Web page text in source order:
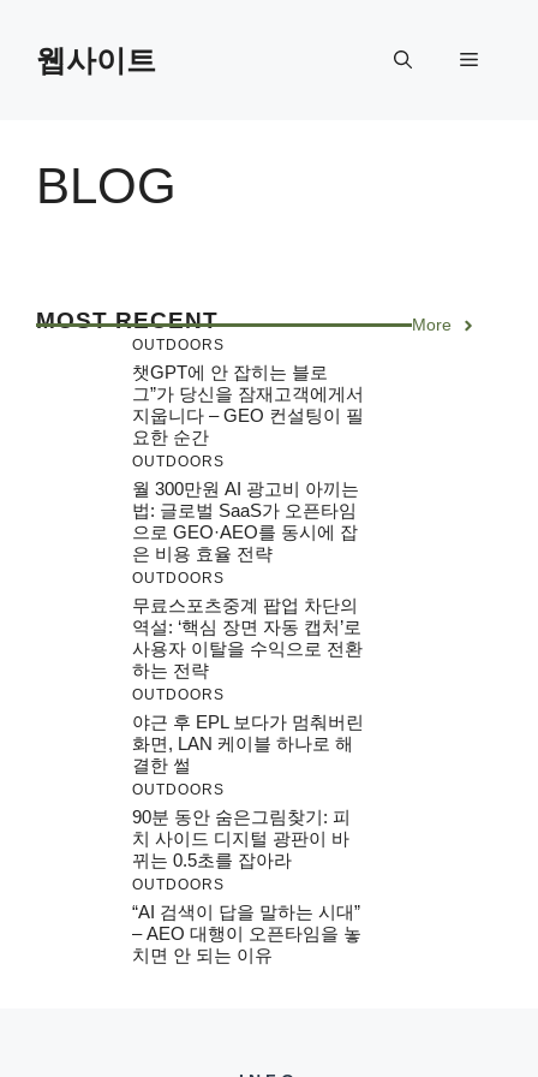
content웹사이트 Menu
BLOG
MOST RECENT More
OUTDOORS
챗GPT에 안 잡히는 블로
그”가 당신을 잠재고객에게서
지웁니다 – GEO 컨설팅이 필
요한 순간
OUTDOORS
월 300만원 AI 광고비 아끼는
법: 글로벌 SaaS가 오픈타임
으로 GEO·AEO를 동시에 잡
은 비용 효율 전략
OUTDOORS
무료스포츠중계 팝업 차단의
역설: ‘핵심 장면 자동 캡처’로
사용자 이탈을 수익으로 전환
하는 전략
OUTDOORS
야근 후 EPL 보다가 멈춰버린
화면, LAN 케이블 하나로 해
결한 썰
OUTDOORS
90분 동안 숨은그림찾기: 피
치 사이드 디지털 광판이 바
뀌는 0.5초를 잡아라
OUTDOORS
“AI 검색이 답을 말하는 시대”
– AEO 대행이 오픈타임을 놓
치면 안 되는 이유